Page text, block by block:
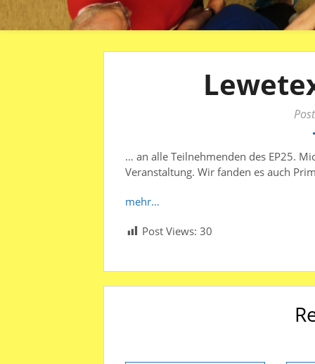
… an alle Teilnehmenden des EP25.
Veranstaltung. Wir fanden es auch
mehr…
Post Views: 30